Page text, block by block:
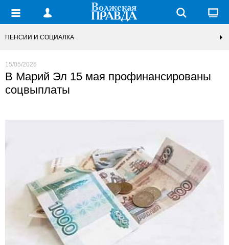
ПЕНСИИ И СОЦИАЛКА
15/05/2026
В Марий Эл 15 мая профинансированы
соцвыплаты